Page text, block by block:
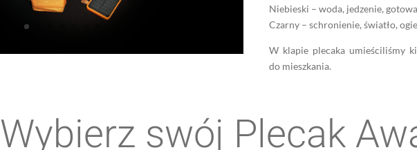
Niebieski – woda, jedzenie,
Czarny – schronienie, światło,
W klapie plecaka umieściliśmy
do mieszkania.
Wybierz swój Plecak